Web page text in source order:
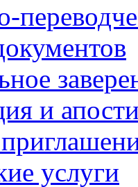
и
услуги